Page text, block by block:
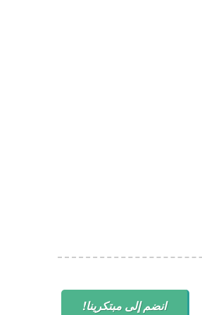
انضم إلى مبتكرينا!